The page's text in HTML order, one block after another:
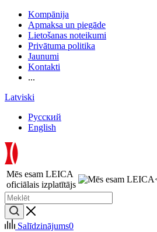
Kompānija
Apmaksa un piegāde
Lietošanas noteikumi
Privātuma politika
Jaunumi
Kontakti
...
Latviski
Русский
English
Mēs esam LEICA
oficiālais izplatītājs
Salīdzinājums0